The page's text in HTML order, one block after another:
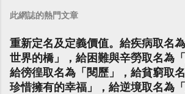
此網誌的熱門文章
重新定名及定義價值。給疾病取名
世界的橋」，給困難與辛勞取名為
給徬徨取名為「閱歷」，給貧窮取
珍惜擁有的幸福」，給逆境取名為